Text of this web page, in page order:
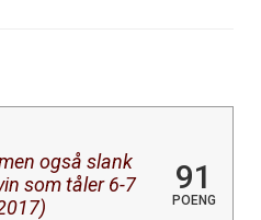
også slank
som tåler 6-7
91
POENG